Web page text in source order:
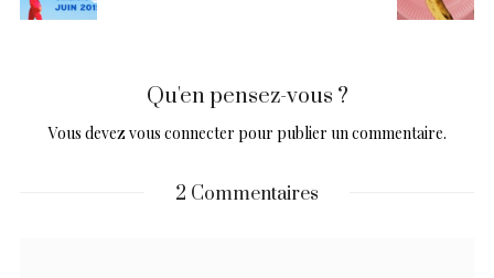
Qu'en pensez-vous ?
Vous devezvous connecter pour publier un commentaire.
2 Commentaires